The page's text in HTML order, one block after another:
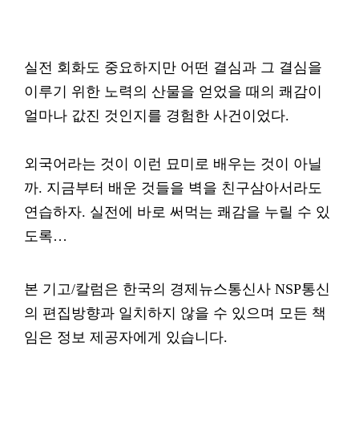
실전 회화도 중요하지만 어떤 결심과 그 결심을
이루기 위한 노력의 산물을 얻었을 때의 쾌감이
얼마나 값진 것인지를 경험한 사건이었다.
외국어라는 것이 이런 묘미로 배우는 것이 아닐
까. 지금부터 배운 것들을 벽을 친구삼아서라도
연습하자. 실전에 바로 써먹는 쾌감을 누릴 수 있
도록…
본 기고/칼럼은 한국의 경제뉴스통신사 NSP통신
의 편집방향과 일치하지 않을 수 있으며 모든 책
임은 정보 제공자에게 있습니다.